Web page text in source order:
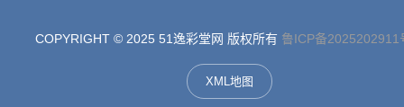
COPYRIGHT © 2025 51逸彩堂网 版权所有 鲁ICP备2025202911
XML地图